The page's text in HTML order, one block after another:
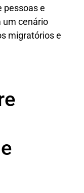
pessoas e
um cenário
migratórios e